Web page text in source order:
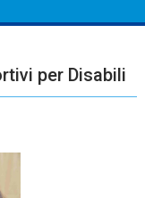
per Disabili